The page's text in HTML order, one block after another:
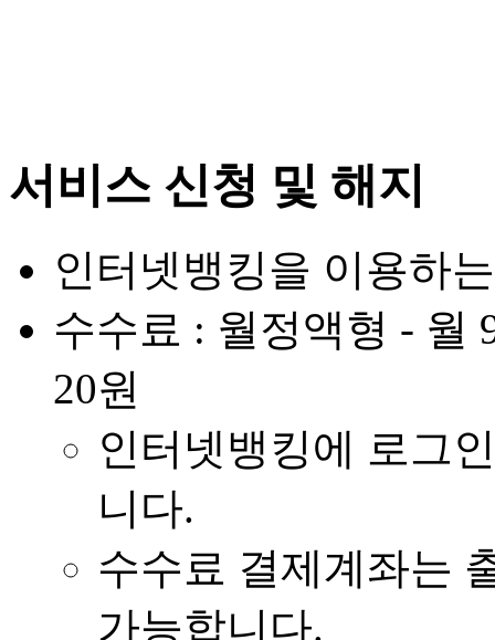
서비스 신청 및 해지
인터넷뱅킹을 이용하
수수료 : 월정액형 - 월
20원
인터넷뱅킹에 로그
니다.
수수료 결제계좌는
가능합니다.